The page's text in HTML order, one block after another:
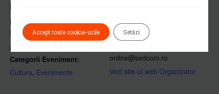
Începe:
martie 17, 2020
Se termină:
aprilie 17, 2020
Categorii Eveniment:
Cultura, Evenimente
0232 234582
online@sedcom.ro
Vezi site-ul web Organizator
Accept toate cookie-urile Setări